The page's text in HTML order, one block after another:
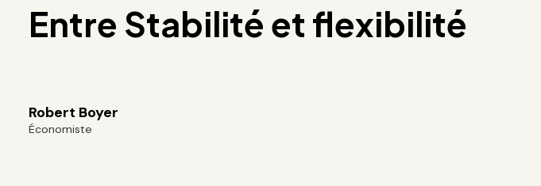
Entre Stabilité et flexibilité
Robert Boyer
Économiste